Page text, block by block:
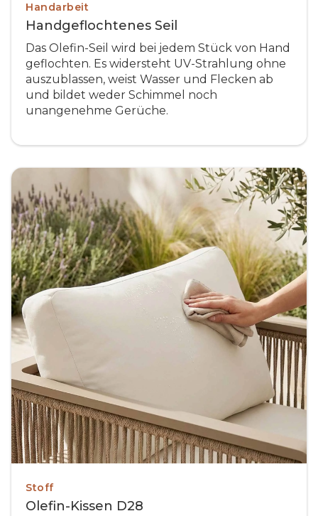
Handarbeit
Handgeflochtenes Seil
Das Olefin-Seil wird bei jedem Stück von Hand
geflochten. Es widersteht UV-Strahlung ohne
auszublassen, weist Wasser und Flecken ab
und bildet weder Schimmel noch
unangenehme Gerüche.
Stoff
Olefin-Kissen D28